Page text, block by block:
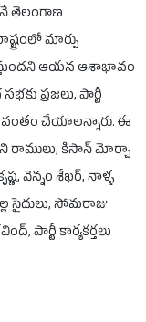
తెలంగాణ
మార్పు
ఆయన ఆశాభావం
ప్రజలు, పార్టీ
చేయాలన్నారు. ఈ
రాములు, కిసాన్ మోర్చా
వెన్నం శేఖర్, నాళ్ళ
సైదులు, సోమరాజు
పార్టీ కార్యకర్తలు